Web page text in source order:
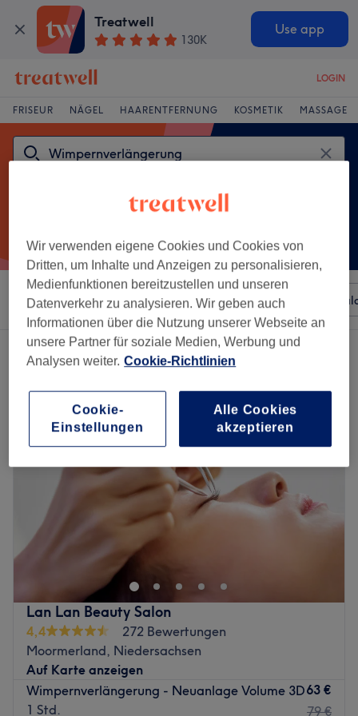
Treatwell
130K
Use app
LOGIN
FRISEUR NÄGEL HAARENTFERNUNG KOSMETIK MASSAGE
Sortieren nach Beliebiger Preis Besonderheiten
Ein Salon, der anbietet:
wimpernverlängerung in Moormerland, Niedersachsen
Lan Lan Beauty Salon
4,4
272 Bewertungen
Moormerland, Niedersachsen
Auf Karte anzeigen
Wimpernverlängerung - Neuanlage Volume 3D
1 Std.
63 €
79 €
Wir verwenden eigene Cookies und Cookies von
Dritten, um Inhalte und Anzeigen zu personalisieren,
Medienfunktionen bereitzustellen und unseren
Datenverkehr zu analysieren. Wir geben auch
Informationen über die Nutzung unserer Webseite an
unsere Partner für soziale Medien, Werbung und
Analysen weiter. Cookie-Richtlinien
Cookie-
Einstellungen
Alle Cookies
akzeptieren